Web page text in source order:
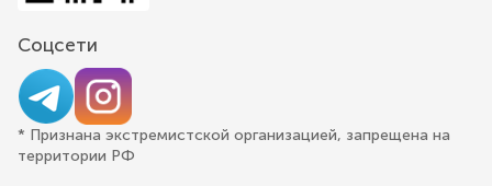
Соцсети
* Признана экстремистской организацией, запрещена на
территории РФ